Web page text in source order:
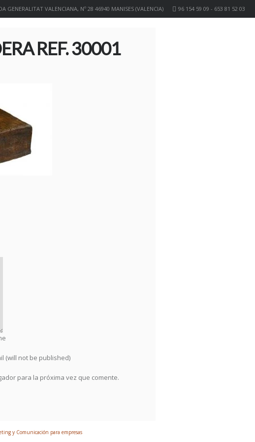
96 154 59 09 - 653 81 52 03
GENERALITAT VALENCIANA, Nº 28 46940 MANISES (VALENCIA)
REF. 30001
(will not be published)
para la próxima vez que comente.
y Comunicación para empresas